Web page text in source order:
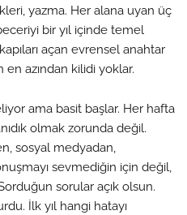
yazma. Her alana uyan üç
bir yıl içinde temel
açan evrensel anahtar
en azından kilidi yoklar.
ama basit başlar. Her hafta
olmak zorunda değil.
sosyal medyadan,
sevmediğin için değil,
sorular açık olsun.
İlk yıl hangi hatayı